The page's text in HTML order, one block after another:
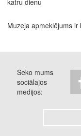
katru dienu
Muzeja apmeklējums ir
Seko mums
sociālajos
medijos